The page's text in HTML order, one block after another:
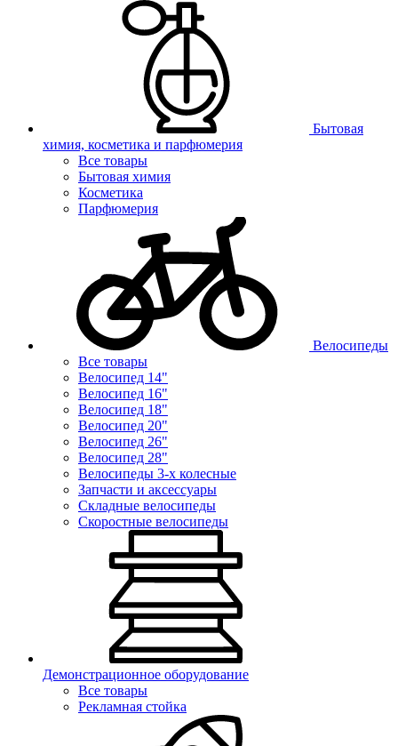
Бытовая
химия, косметика и парфюмерия
Все товары
Бытовая химия
Косметика
Парфюмерия
Велосипеды
Все товары
Велосипед 14"
Велосипед 16"
Велосипед 18"
Велосипед 20"
Велосипед 26"
Велосипед 28"
Велосипеды 3-х колесные
Запчасти и аксессуары
Складные велосипеды
Скоростные велосипеды
Демонстрационное оборудование
Все товары
Рекламная стойка